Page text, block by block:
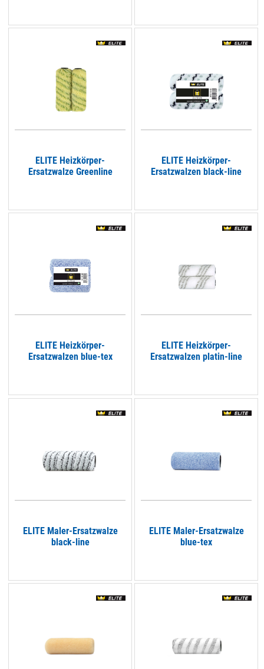
ELITE Heizkörper-
Ersatzwalze Greenline
ELITE Heizkörper-
Ersatzwalzen black-line
ELITE Heizkörper-
Ersatzwalzen blue-tex
ELITE Heizkörper-
Ersatzwalzen platin-line
ELITE Maler-Ersatzwalze
black-line
ELITE Maler-Ersatzwalze
blue-tex